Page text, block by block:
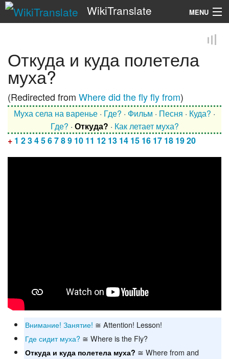
WikiTranslate MENU
Откуда и куда полетела
муха?
(Redirected from Where did the fly fly from)
Муха села на варенье · Где? · Фильм · Песня · Куда? ·
Где? · Откуда? · Как летает муха?
+ 1 23456789 10 11 12 13 14 15 16 17 18 1920
Внимание! Занятие! ≅ Attention! Lesson!
Где сидит муха? ≅ Where is the Fly?
Откуда и куда полетела муха? ≅ Where from and